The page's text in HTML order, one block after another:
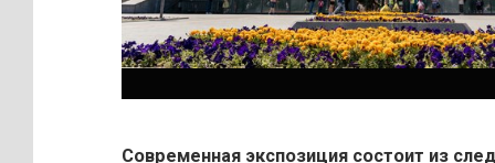
Современная экспозиция состоит из